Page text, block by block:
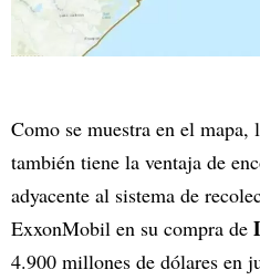
Como se muestra en el mapa,
también tiene la ventaja de
adyacente al sistema de
ExxonMobil en su compra de
4.900 millones de dólares en